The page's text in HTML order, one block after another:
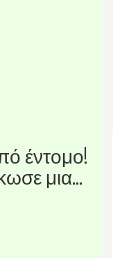
έντομο!
μια…